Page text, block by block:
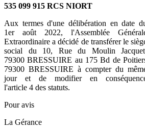
535 099 915 RCS NIORT
Aux termes d'une délibération en date
1er août 2022, l'Assemblée
Extraordinaire a décidé de transférer le
social du 10, Rue du Moulin
79300 BRESSUIRE au 175 Bd de
79300 BRESSUIRE à compter du
jour et de modifier en
l'article 4 des statuts.
Pour avis
La Gérance